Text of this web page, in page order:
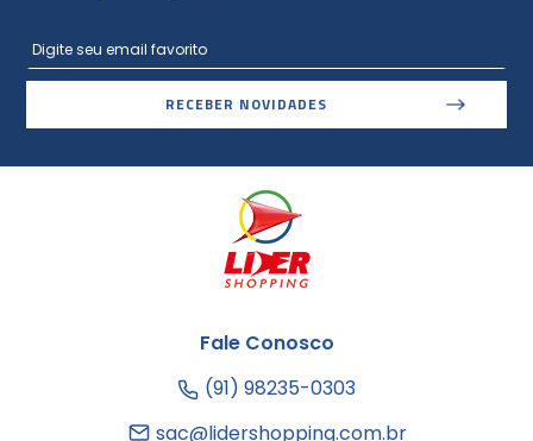
RECEBER NOVIDADES
Fale Conosco
(91) 98235-0303
sac@lidershopping.com.br